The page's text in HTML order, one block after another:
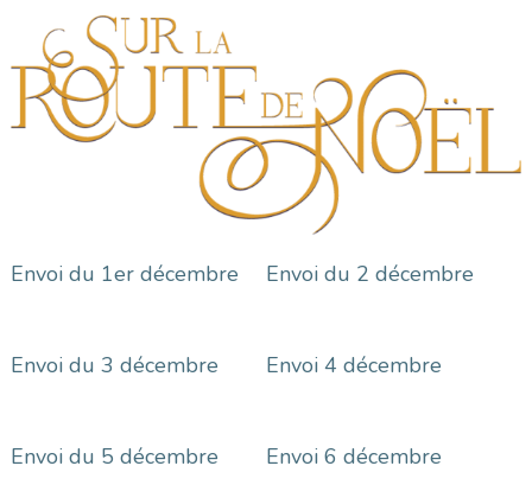
Envoi du 1er décembre Envoi du 2 décembre
Envoi du 3 décembre Envoi 4 décembre
Envoi du 5 décembre Envoi 6 décembre